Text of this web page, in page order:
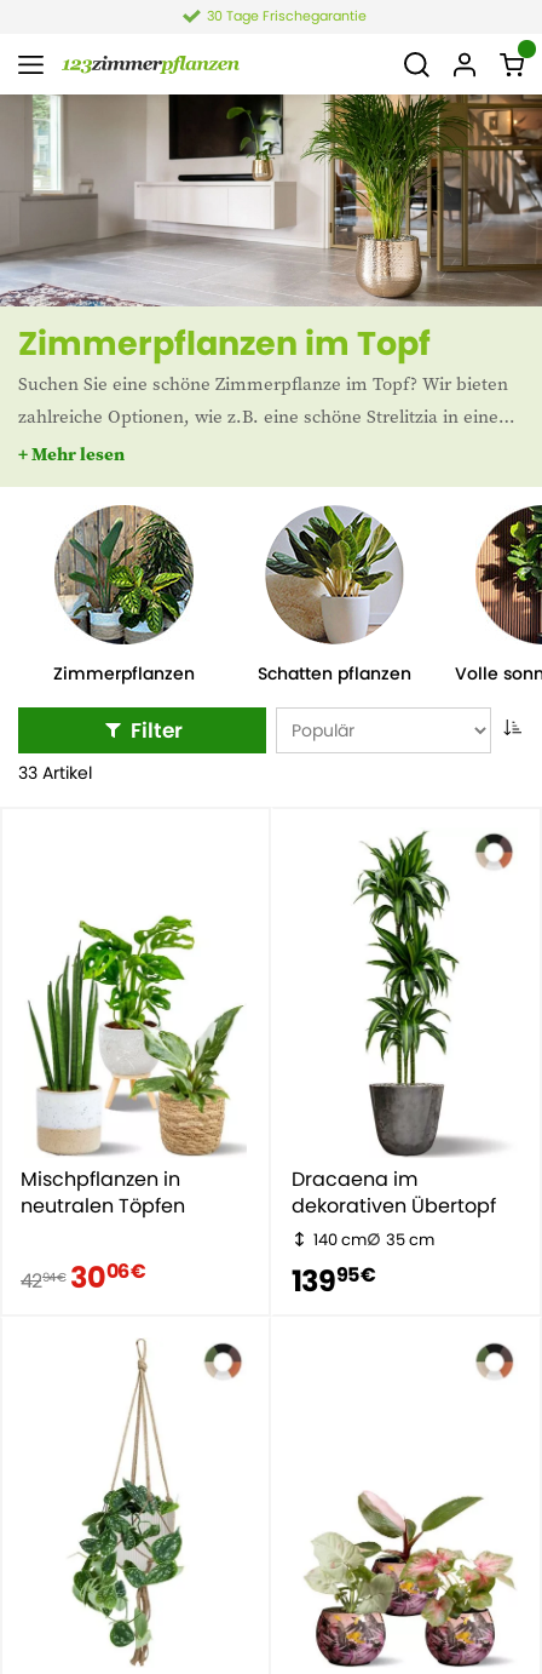
4,4 von 6.021 Bewertungen
Zimmerpflanzen im Topf
Suchen Sie eine schöne Zimmerpflanze im Topf? Wir bieten
zahlreiche Optionen, wie z.B. eine schöne Strelitzia in einem
trendigen Korb oder eine Kentia in einem Elho-Topf. Sie
wollen Komfort ohne Schmutz? Und würden Sie das
Umtopfen lieber dem Experten überlassen? Wir nehmen
Ihnen die Arbeit ab und liefern einfach und schnell das
komplette Bild.
+ Mehr lesen
Zimmerpflanzen Schatten pflanzen Volle
Filter
33 Artikel
Mischpflanzen in
neutralen Töpfen
4294 € 3006 €
Dracaena im
dekorativen Übertopf
140 cm 35 cm
13995 €